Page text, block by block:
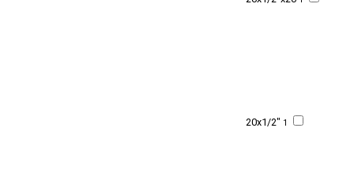
20x1/2" 1